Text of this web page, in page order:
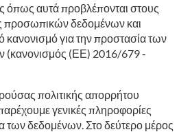
όπως αυτά προβλέπονται στους
προσωπικών δεδομένων και
κανονισμό για την προστασία των
(ΕΕ) 2016/679 -
πολιτικής απορρήτου
γενικές πληροφορίες
των δεδομένων. Στο δεύτερο μέρος